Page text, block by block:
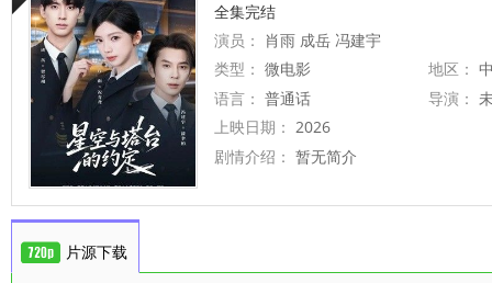
全集完结
演员： 肖雨 成岳 冯建宇
类型： 微电影 地区：
语言： 普通话 导演：
上映日期： 2026
剧情介绍： 暂无简介
片源下载